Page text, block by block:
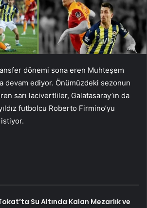
dönemi sona eren Muhteşem
devam ediyor. Önümüzdeki sezonun
sarı lacivertliler, Galatasaray’ın da
futbolcu Roberto Firmino’yu
Su Altında Kalan Mezarlık ve